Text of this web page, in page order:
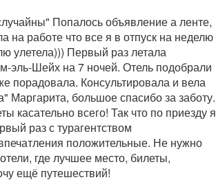
Попалось объявление а ленте,
на работе что все я в отпуск на неделю
улетела))) Первый раз летала
эль-Шейх на 7 ночей. Отель подобрали
порадовала. Консультировала и вела
Маргарита, большое спасибо за заботу.
касательно всего! Так что по приезду я
раз с турагентством
положительные. Не нужно
где лучшее место, билеты,
ещё путешествий!